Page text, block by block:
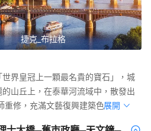
捷克_布拉格
界皇冠上一顆最名貴的寶石」，城
山丘上，在泰華河流域中，散發出
重修，充滿文藝復興建築色彩。
展開